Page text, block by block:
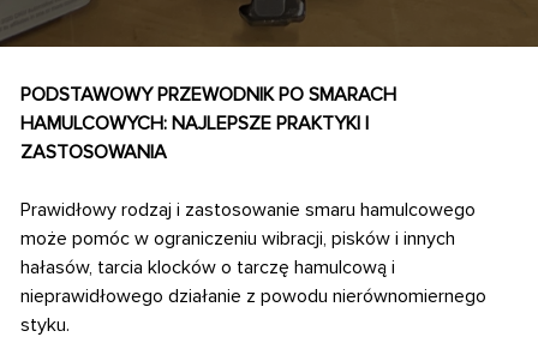
PODSTAWOWY PRZEWODNIK PO SMARACH
HAMULCOWYCH: NAJLEPSZE PRAKTYKI I
ZASTOSOWANIA
Prawidłowy rodzaj i zastosowanie smaru hamulcowego
może pomóc w ograniczeniu wibracji, pisków i innych
hałasów, tarcia klocków o tarczę hamulcową i
nieprawidłowego działanie z powodu nierównomiernego
styku.